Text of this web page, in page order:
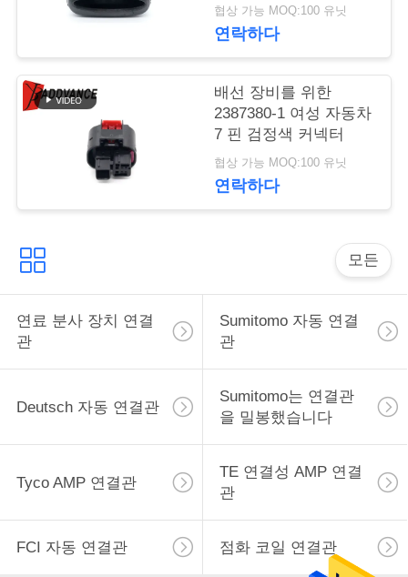
문
을
세
요
사
이
트
맵
개
협상 가능 MOQ:100 유닛
연락하다
배선 장비를 위한
2387380-1 여성 자동차
7 핀 검정색 커넥터
협상 가능 MOQ:100 유닛
연락하다
모든
연료 분사 장치 연결
관
Sumitomo 자동 연결
관
Deutsch 자동 연결관
Sumitomo는 연결관
을 밀봉했습니다
Tyco AMP 연결관
TE 연결성 AMP 연결
관
FCI 자동 연결관 점화 코일 연결관